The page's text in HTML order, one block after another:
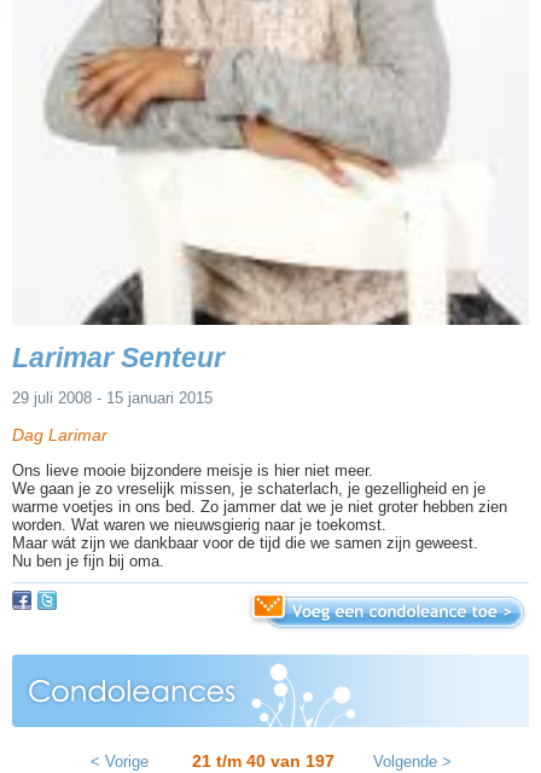
Larimar Senteur
29 juli 2008 - 15 januari 2015
Dag Larimar
Ons lieve mooie bijzondere meisje is hier niet meer.
We gaan je zo vreselijk missen, je schaterlach, je gezelligheid en je
warme voetjes in ons bed. Zo jammer dat we je niet groter hebben zien
worden. Wat waren we nieuwsgierig naar je toekomst.
Maar wát zijn we dankbaar voor de tijd die we samen zijn geweest.
Nu ben je fijn bij oma.
< Vorige 21 t/m 40 van 197 Volgende >